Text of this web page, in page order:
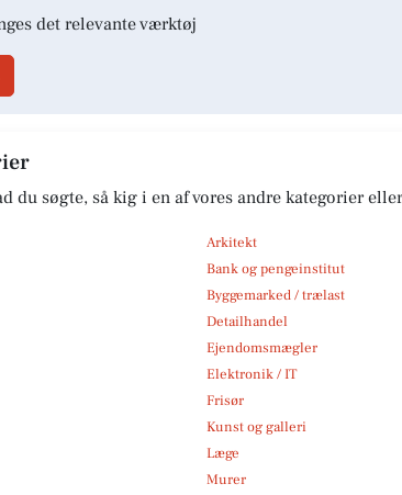
det relevante værktøj
du søgte, så kig i en af vores andre kategorier
Arkitekt
Bank og pengeinstitut
Byggemarked / trælast
Detailhandel
Ejendomsmægler
Elektronik / IT
Frisør
Kunst og galleri
Læge
Murer